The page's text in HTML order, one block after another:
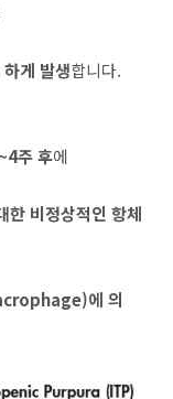
게 발생합니다.
주 후에
한 비정상적인 항체
에 의